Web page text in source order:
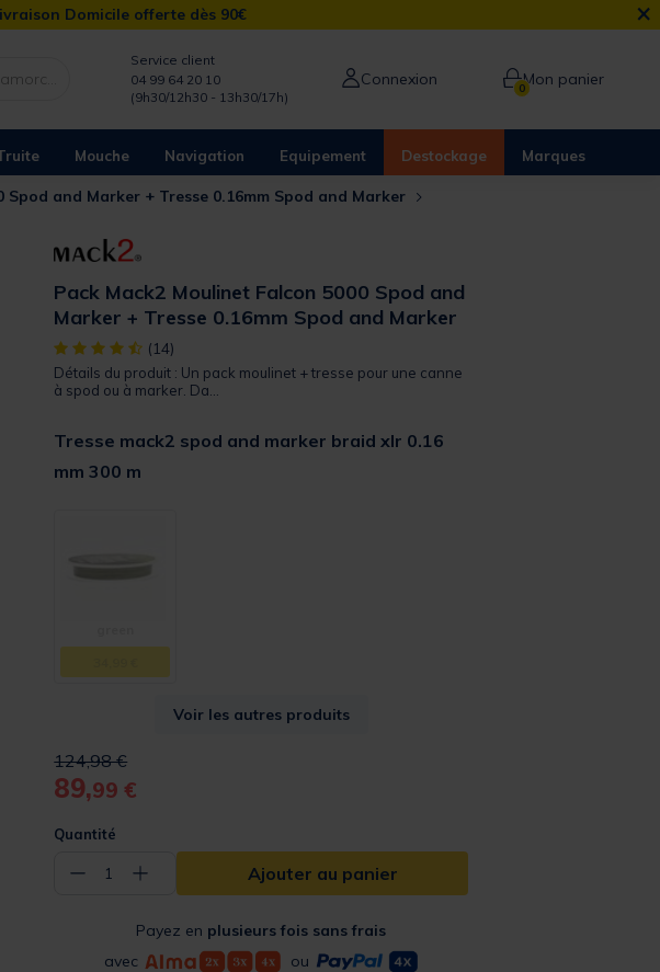
Domicile offerte dès 90€ ×
Service client
04 99 64 20 10
(9h30/12h30 - 13h30/17h)
Connexion 0Mon panier
Mouche Navigation Equipement Destockage Marques
Spod and Marker + Tresse 0.16mm Spod and Marker
Pack Mack2 Moulinet Falcon 5000 Spod and
Marker + Tresse 0.16mm Spod and Marker
[object Object] out of 5 Customer Rating
(14)
Détails du produit : Un pack moulinet + tresse pour une canne
à spod ou à marker. Da...
Tresse mack2 spod and marker braid xlr 0.16
mm 300 m
Voir les autres produits
Price reduced from
124,98 €to
89,99 €
Quantité
− 1 + Ajouter au panier
Payez en plusieurs fois sans frais
avec
ou